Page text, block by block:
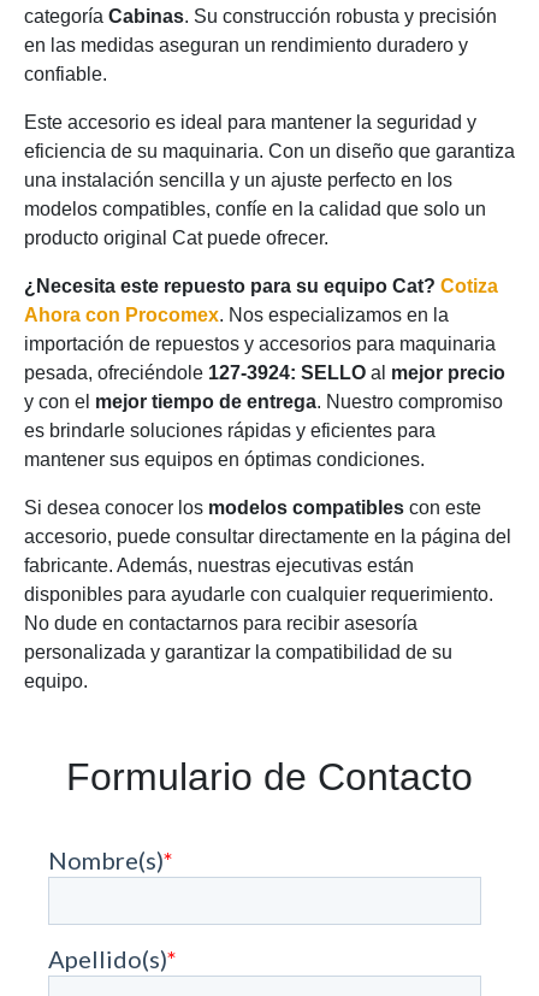
categoría Cabinas. Su construcción robusta y precisión
en las medidas aseguran un rendimiento duradero y
confiable.
Este accesorio es ideal para mantener la seguridad y
eficiencia de su maquinaria. Con un diseño que garantiza
una instalación sencilla y un ajuste perfecto en los
modelos compatibles, confíe en la calidad que solo un
producto original Cat puede ofrecer.
¿Necesita este repuesto para su equipo Cat? Cotiza
Ahora con Procomex. Nos especializamos en la
importación de repuestos y accesorios para maquinaria
pesada, ofreciéndole 127-3924: SELLO al mejor precio
y con el mejor tiempo de entrega. Nuestro compromiso
es brindarle soluciones rápidas y eficientes para
mantener sus equipos en óptimas condiciones.
Si desea conocer los modelos compatibles con este
accesorio, puede consultar directamente en la página del
fabricante. Además, nuestras ejecutivas están
disponibles para ayudarle con cualquier requerimiento.
No dude en contactarnos para recibir asesoría
personalizada y garantizar la compatibilidad de su
equipo.
Formulario de Contacto